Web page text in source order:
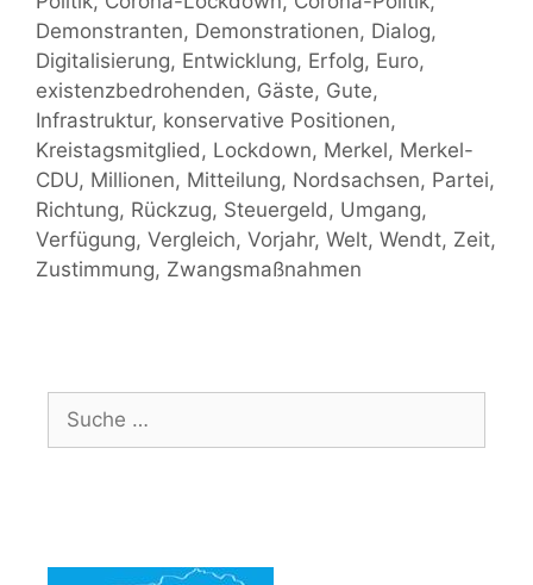
Demonstranten, Demonstrationen, Dialog,
Digitalisierung, Entwicklung, Erfolg, Euro,
existenzbedrohenden, Gäste, Gute,
Infrastruktur, konservative Positionen,
Kreistagsmitglied, Lockdown, Merkel, Merkel-
CDU, Millionen, Mitteilung, Nordsachsen, Partei,
Richtung, Rückzug, Steuergeld, Umgang,
Verfügung, Vergleich, Vorjahr, Welt, Wendt, Zeit,
Zustimmung, Zwangsmaßnahmen
nach: